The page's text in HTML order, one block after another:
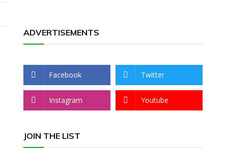
ADVERTISEMENTS
Facebook Twitter
Instagram Youtube
JOIN THE LIST